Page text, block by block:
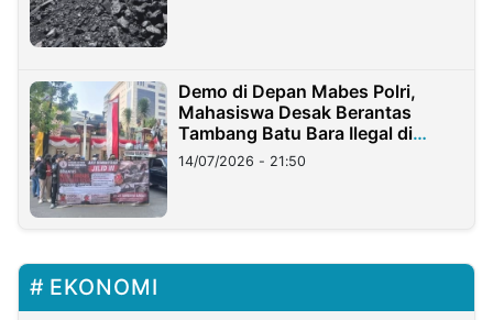
Demo di Depan Mabes Polri,
Mahasiswa Desak Berantas
Tambang Batu Bara Ilegal di
Lampung
14/07/2026 - 21:50
EKONOMI